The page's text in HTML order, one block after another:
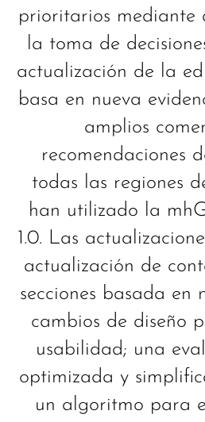
prioritarios mediante
la toma de
actualización de la
basa en nueva
amplios
recomendaciones
todas las regiones
han utilizado la
1.0. Las
actualización de
secciones basada en
cambios de diseño
usabilidad; una
optimizada y
un algoritmo para